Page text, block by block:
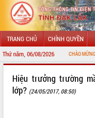
TRANG CHỦ CHÍNH QUYỀN
Thứ năm, 06/08/2026CHÀO MỪNG ĐẾN
LÃNH ĐẠO UBND TỈNH
Hiệu trưởng trường
lớp? (24/05/2017, 08:50)